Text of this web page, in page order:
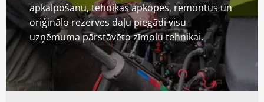
apkalpošanu, tehnikas apkopes, remontus un
oriģinālo rezerves daļu piegādi visu
uzņēmuma pārstāvēto zīmolu tehnikai.
AKCIJAS
JAUNUMI
Karjera